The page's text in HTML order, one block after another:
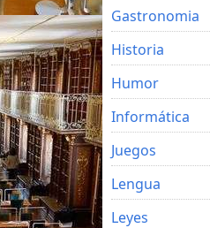
Gastronomia
Historia
Humor
Informática
Juegos
Lengua
Leyes